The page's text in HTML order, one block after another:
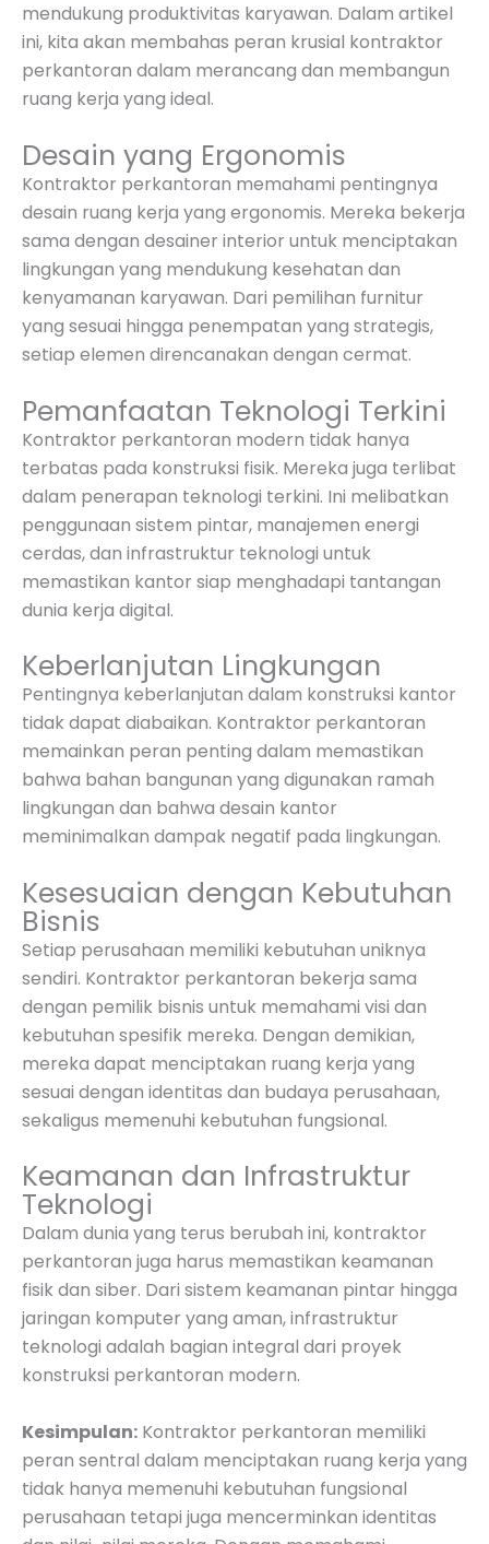
mendukung produktivitas karyawan. Dalam artikel
ini, kita akan membahas peran krusial kontraktor
perkantoran dalam merancang dan membangun
ruang kerja yang ideal.
Desain yang Ergonomis
Kontraktor perkantoran memahami pentingnya
desain ruang kerja yang ergonomis. Mereka bekerja
sama dengan desainer interior untuk menciptakan
lingkungan yang mendukung kesehatan dan
kenyamanan karyawan. Dari pemilihan furnitur
yang sesuai hingga penempatan yang strategis,
setiap elemen direncanakan dengan cermat.
Pemanfaatan Teknologi Terkini
Kontraktor perkantoran modern tidak hanya
terbatas pada konstruksi fisik. Mereka juga terlibat
dalam penerapan teknologi terkini. Ini melibatkan
penggunaan sistem pintar, manajemen energi
cerdas, dan infrastruktur teknologi untuk
memastikan kantor siap menghadapi tantangan
dunia kerja digital.
Keberlanjutan Lingkungan
Pentingnya keberlanjutan dalam konstruksi kantor
tidak dapat diabaikan. Kontraktor perkantoran
memainkan peran penting dalam memastikan
bahwa bahan bangunan yang digunakan ramah
lingkungan dan bahwa desain kantor
meminimalkan dampak negatif pada lingkungan.
Kesesuaian dengan Kebutuhan
Bisnis
Setiap perusahaan memiliki kebutuhan uniknya
sendiri. Kontraktor perkantoran bekerja sama
dengan pemilik bisnis untuk memahami visi dan
kebutuhan spesifik mereka. Dengan demikian,
mereka dapat menciptakan ruang kerja yang
sesuai dengan identitas dan budaya perusahaan,
sekaligus memenuhi kebutuhan fungsional.
Keamanan dan Infrastruktur
Teknologi
Dalam dunia yang terus berubah ini, kontraktor
perkantoran juga harus memastikan keamanan
fisik dan siber. Dari sistem keamanan pintar hingga
jaringan komputer yang aman, infrastruktur
teknologi adalah bagian integral dari proyek
konstruksi perkantoran modern.
Kesimpulan: Kontraktor perkantoran memiliki
peran sentral dalam menciptakan ruang kerja yang
tidak hanya memenuhi kebutuhan fungsional
perusahaan tetapi juga mencerminkan identitas